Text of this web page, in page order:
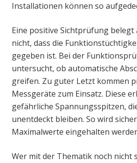
Installationen können so
Eine positive Sichtprüfung belegt
nicht, dass die
gegeben ist. Bei der
untersucht, ob automatische
greifen. Zu guter Letzt kommen
Messgeräte zum Einsatz. Diese
gefährliche Spannungsspitzen,
unentdeckt bleiben. So wird
Maximalwerte eingehalten
Wer mit der Thematik noch nicht